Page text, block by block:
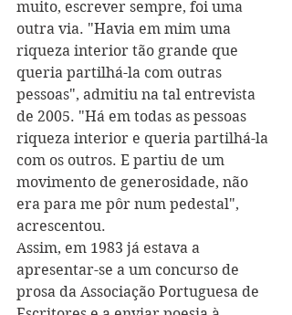
muito, escrever sempre, foi uma
outra via. "Havia em mim uma
riqueza interior tão grande que
queria partilhá-la com outras
pessoas", admitiu na tal entrevista
de 2005. "Há em todas as pessoas
riqueza interior e queria partilhá-la
com os outros. E partiu de um
movimento de generosidade, não
era para me pôr num pedestal",
acrescentou.
Assim, em 1983 já estava a
apresentar-se a um concurso de
prosa da Associação Portuguesa de